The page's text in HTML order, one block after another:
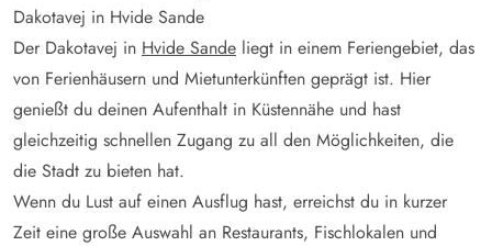
Dakotavej in Hvide Sande
Der Dakotavej in Hvide Sande liegt in einem Feriengebiet, das
von Ferienhäusern und Mietunterkünften geprägt ist. Hier
genießt du deinen Aufenthalt in Küstennähe und hast
gleichzeitig schnellen Zugang zu all den Möglichkeiten, die
die Stadt zu bieten hat.
Wenn du Lust auf einen Ausflug hast, erreichst du in kurzer
Zeit eine große Auswahl an Restaurants, Fischlokalen und